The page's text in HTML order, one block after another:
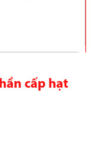
cấp hạt